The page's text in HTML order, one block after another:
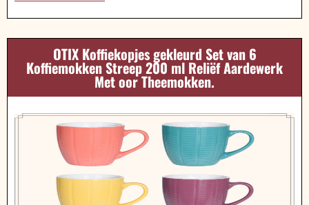
OTIX Koffiekopjes gekleurd Set van 6
Koffiemokken Streep 200 ml Reliëf Aardewerk
Met oor Theemokken.